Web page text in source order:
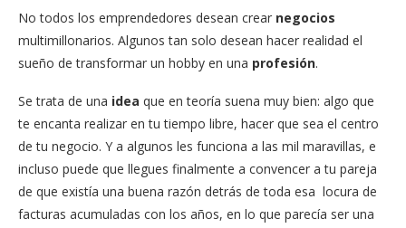
No todos los emprendedores desean crear negocios
multimillonarios. Algunos tan solo desean hacer realidad el
sueño de transformar un hobby en una profesión.
Se trata de una idea que en teoría suena muy bien: algo que
te encanta realizar en tu tiempo libre, hacer que sea el centro
de tu negocio. Y a algunos les funciona a las mil maravillas, e
incluso puede que llegues finalmente a convencer a tu pareja
de que existía una buena razón detrás de toda esa locura de
facturas acumuladas con los años, en lo que parecía ser una